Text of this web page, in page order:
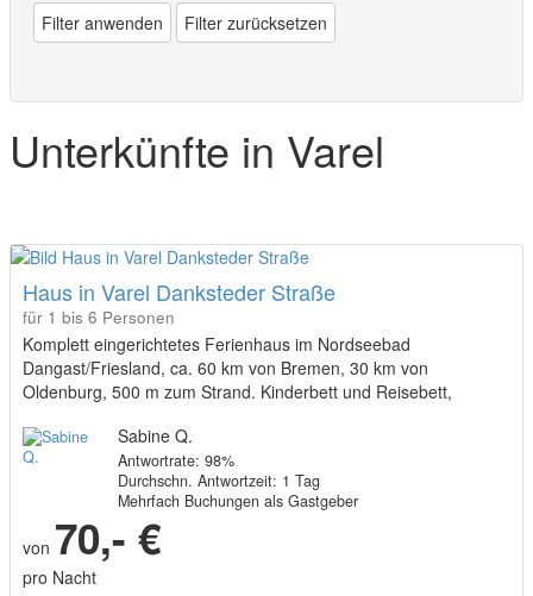
Filter anwenden Filter zurücksetzen
Unterkünfte in Varel
Haus in Varel Danksteder Straße
für 1 bis 6 Personen
Komplett eingerichtetes Ferienhaus im Nordseebad
Dangast/Friesland, ca. 60 km von Bremen, 30 km von
Oldenburg, 500 m zum Strand. Kinderbett und Reisebett,
saemtliche Kuecheneinrichtung
(Tiefkuehler,Mikrowelle,Spuelmachine,Waschmaschine) mehrere
Tv Geraete. Sie brauchen nur Bettwaesche und Handtuecher
mitbringen. Kleiner Garten/Terrasse. Spielplatz neben dem
Haus. Innenfotos auf Anfrage.
Sabine Q.
Antwortrate: 98%
Durchschn. Antwortzeit: 1 Tag
Mehrfach Buchungen als Gastgeber
von 70,- €
pro Nacht